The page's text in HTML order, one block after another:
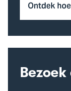
Ontdek